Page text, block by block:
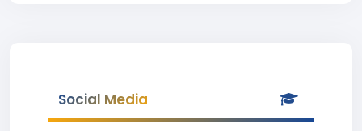
Social Media